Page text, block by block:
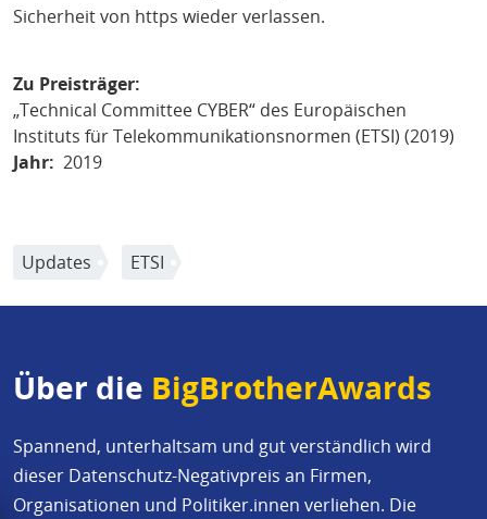
Sicherheit von https wieder verlassen.
Zu Preisträger
„Technical Committee CYBER“ des Europäischen
Instituts für Telekommunikationsnormen (ETSI) (2019)
Jahr 2019
Updates ETSI
Über die BigBrotherAwards
Spannend, unterhaltsam und gut verständlich wird
dieser Datenschutz-Negativpreis an Firmen,
Organisationen und Politiker.innen verliehen. Die